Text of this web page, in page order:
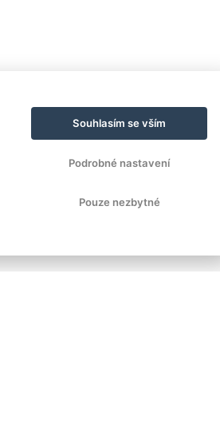
Souhlasím se vším
Podrobné nastavení
Pouze nezbytné